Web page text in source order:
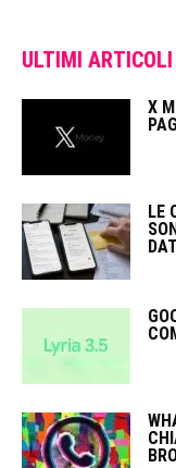
ULTIMI ARTICOLI
X
LE